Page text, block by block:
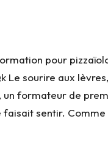
pour
Le sourire aux
un formateur de
faisait sentir.